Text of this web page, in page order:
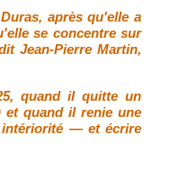
après qu'elle a
se concentre sur
Jean-Pierre Martin,
quand il quitte un
et quand il renie une
intériorité — et écrire